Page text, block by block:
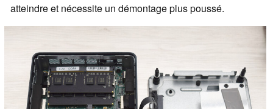
atteindre et nécessite un démontage plus poussé.